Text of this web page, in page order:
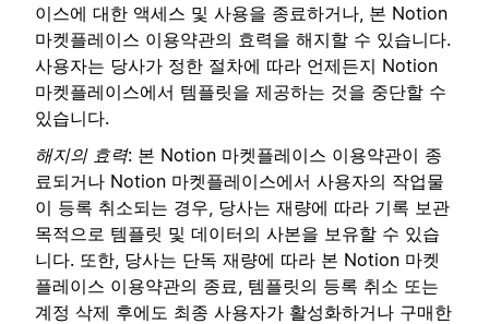
이스에 대한 액세스 및 사용을 종료하거나, 본 Notion
마켓플레이스 이용약관의 효력을 해지할 수 있습니다.
사용자는 당사가 정한 절차에 따라 언제든지 Notion
마켓플레이스에서 템플릿을 제공하는 것을 중단할 수
있습니다.
해지의 효력: 본 Notion 마켓플레이스 이용약관이 종
료되거나 Notion 마켓플레이스에서 사용자의 작업물
이 등록 취소되는 경우, 당사는 재량에 따라 기록 보관
목적으로 템플릿 및 데이터의 사본을 보유할 수 있습
니다. 또한, 당사는 단독 재량에 따라 본 Notion 마켓
플레이스 이용약관의 종료, 템플릿의 등록 취소 또는
계정 삭제 후에도 최종 사용자가 활성화하거나 구매한